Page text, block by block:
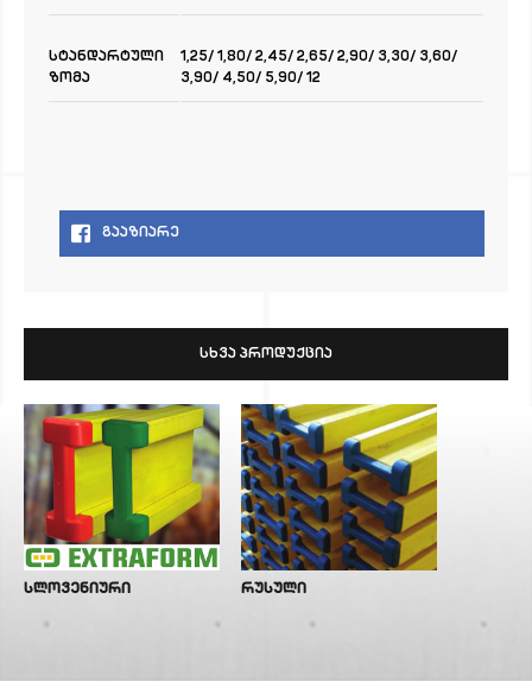
სტანდარტული
ზომა
1,25/ 1,80/ 2,45/ 2,65/ 2,90/ 3,30/ 3,60/
3,90/ 4,50/ 5,90/ 12
ᲒᲐᲐᲖᲘᲐᲠᲔ
ᲡᲮᲕᲐ ᲞᲠᲝᲓᲣᲥᲪᲘᲐ
სლოვენიური რუსული